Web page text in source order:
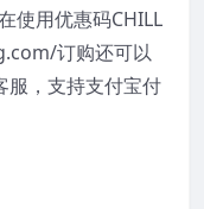
使用优惠码CHILL
订购还可以
服，支持支付宝付